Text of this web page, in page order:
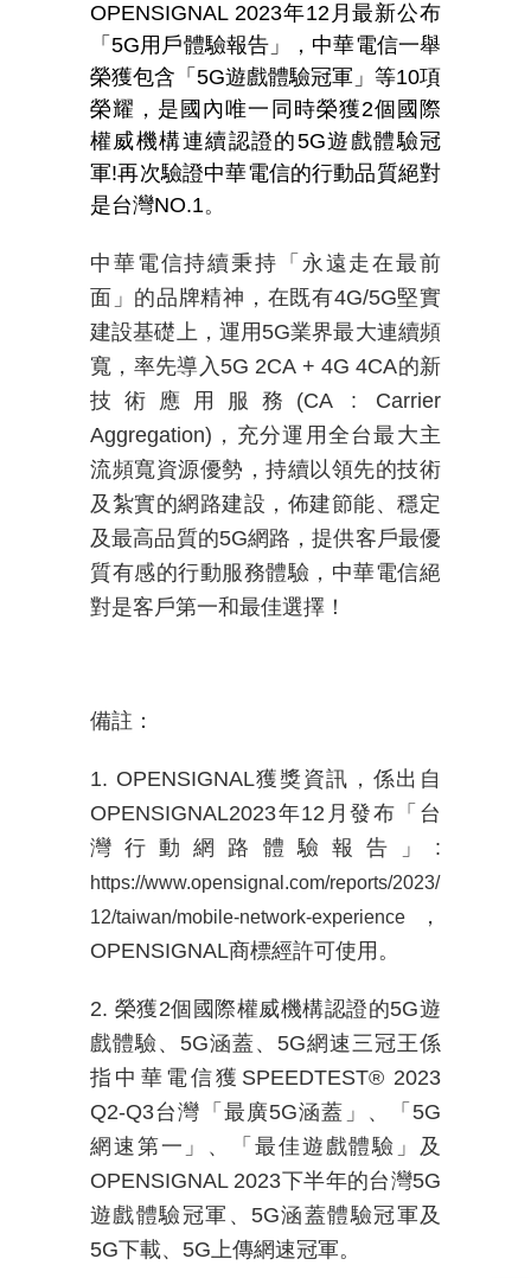
OPENSIGNAL 2023年12月最新公布
「5G用戶體驗報告」，中華電信一舉
榮獲包含「5G遊戲體驗冠軍」等10項
榮耀，是國內唯一同時榮獲2個國際
權威機構連續認證的5G遊戲體驗冠
軍!再次驗證中華電信的行動品質絕對
是台灣NO.1。
中華電信持續秉持「永遠走在最前
面」的品牌精神，在既有4G/5G堅實
建設基礎上，運用 5G業界最大連續頻
寬，率先導入 5G 2CA + 4G 4CA的新
技術應用服務 (CA : Carrier
Aggregation) ，充分運用全台最大主
流頻寬資源優勢，持續以領先的技術
及紮實的網路建設，佈建節能、穩定
及最高品質的5G網路，提供客戶最優
質有感的行動服務體驗，中華電信絕
對是客戶第一和最佳選擇！
備註：
1. OPENSIGNAL獲獎資訊，係出自
OPENSIGNAL2023年12 月發布「台
灣行動網路體驗報告」 :
https://www.opensignal.com/reports/2023/
12/taiwan/mobile-network-experience
，
OPENSIGNAL商標經許可使用。
2. 榮獲2個國際權威機構認證的5G遊
戲體驗、 5G涵蓋、 5G網速三冠王係
指中華電信獲 SPEEDTEST® 2023
Q2-Q3台灣「最廣5G涵蓋」、「 5G
網速第一」、「最佳遊戲體驗」及
OPENSIGNAL 2023下半年的台灣5G
遊戲體驗冠軍、 5G涵蓋體驗冠軍及
5G下載、 5G上傳網速冠軍。